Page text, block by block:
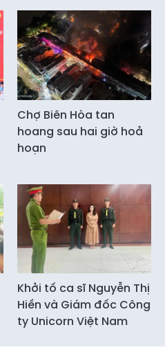
Chợ Biên Hòa tan
hoang sau hai giờ hoả
hoạn
Khởi tố ca sĩ Nguyễn Thị
Hiền và Giám đốc Công
ty Unicorn Việt Nam